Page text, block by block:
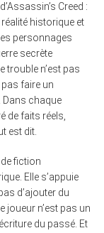
Creed :
historique et
personnages
secrète
trouble n’est pas
faire un
chaque
de faits réels,
est dit.
fiction
Elle s’appuie
d’ajouter du
joueur n’est pas un
du passé. Et